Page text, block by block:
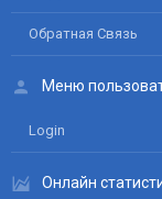
Обратная Связь
Меню
Login
Онлайн